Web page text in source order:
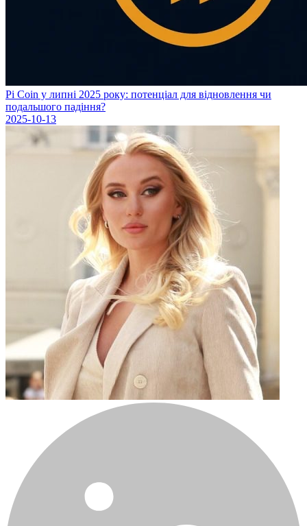
Pi Coin у липні 2025 року: потенціал для відновлення чи
подальшого падіння?
2025-10-13